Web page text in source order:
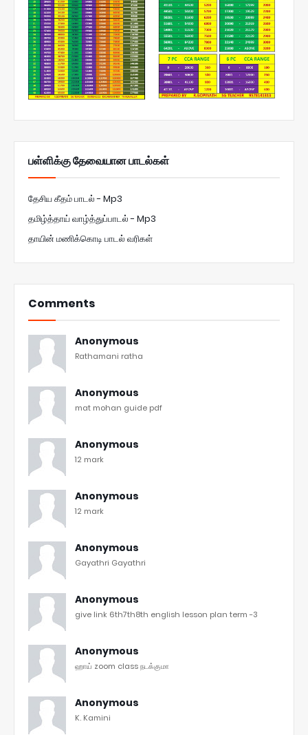
பள்ளிக்கு தேவையான பாடல்கள்
தேசிய கீதம் பாடல் - Mp3
தமிழ்த்தாய் வாழ்த்துப்பாடல் - Mp3
தாயின் மணிக்கொடி பாடல் வரிகள்
Comments
Anonymous
Rathamani ratha
Anonymous
mat mohan guide pdf
Anonymous
12 mark
Anonymous
12 mark
Anonymous
Gayathri Gayathri
Anonymous
give link 6th7th8th english lesson plan term -3
Anonymous
ஹாய் zoom class நடக்குமா
Anonymous
K. Kamini